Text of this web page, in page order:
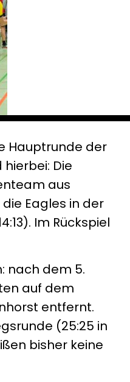
Hauptrunde der
Die
aus
Eagles in der
Im Rückspiel
nach dem 5.
auf dem
entfernt.
(25:25 in
bisher keine